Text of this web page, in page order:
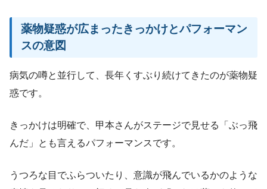
薬物疑惑が広まったきっかけとパフォーマン
スの意図
病気の噂と並行して、長年くすぶり続けてきたのが薬物疑
惑です。
きっかけは明確で、甲本さんがステージで見せる「ぶっ飛
んだ」とも言えるパフォーマンスです。
うつろな目でふらついたり、意識が飛んでいるかのような